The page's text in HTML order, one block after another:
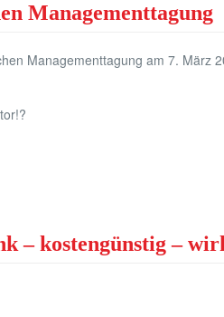
Managementtagung
Managementtagung am 7. März
– kostengünstig –